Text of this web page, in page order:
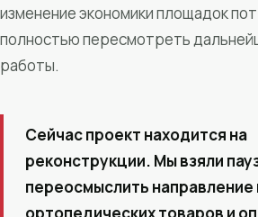
изменение экономики площадок
полностью пересмотреть
работы.
Сейчас проект находится на
реконструкции. Мы взяли
переосмыслить